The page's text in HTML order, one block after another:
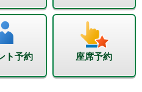
ト予約 座席予約